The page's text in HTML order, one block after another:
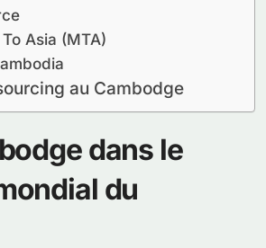
Asia (MTA)
au Cambodge
dans le
du